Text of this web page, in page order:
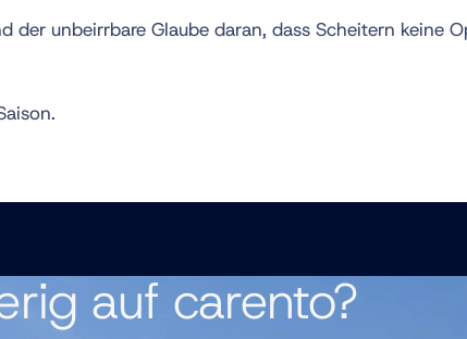
der unbeirrbare Glaube daran, dass Scheitern
auf carento?